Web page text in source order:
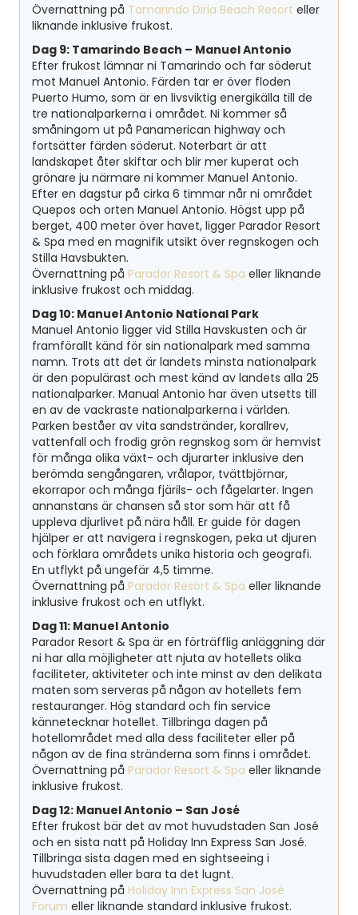
Övernattning på Tamarindo Diria Beach Resort eller
liknande inklusive frukost.
Dag 9: Tamarindo Beach – Manuel Antonio
Efter frukost lämnar ni Tamarindo och far söderut
mot Manuel Antonio. Färden tar er över floden
Puerto Humo, som är en livsviktig energikälla till de
tre nationalparkerna i området. Ni kommer så
småningom ut på Panamerican highway och
fortsätter färden söderut. Noterbart är att
landskapet åter skiftar och blir mer kuperat och
grönare ju närmare ni kommer Manuel Antonio.
Efter en dagstur på cirka 6 timmar når ni området
Quepos och orten Manuel Antonio. Högst upp på
berget, 400 meter över havet, ligger Parador Resort
& Spa med en magnifik utsikt över regnskogen och
Stilla Havsbukten.
Övernattning på Parador Resort & Spa eller liknande
inklusive frukost och middag.
Dag 10: Manuel Antonio National Park
Manuel Antonio ligger vid Stilla Havskusten och är
framförallt känd för sin nationalpark med samma
namn. Trots att det är landets minsta nationalpark
är den populärast och mest känd av landets alla 25
nationalparker. Manual Antonio har även utsetts till
en av de vackraste nationalparkerna i världen.
Parken beståer av vita sandstränder, korallrev,
vattenfall och frodig grön regnskog som är hemvist
för många olika växt- och djurarter inklusive den
berömda sengångaren, vrålapor, tvättbjörnar,
ekorrapor och många fjärils- och fågelarter. Ingen
annanstans är chansen så stor som här att få
uppleva djurlivet på nära håll. Er guide för dagen
hjälper er att navigera i regnskogen, peka ut djuren
och förklara områdets unika historia och geografi.
En utflykt på ungefär 4,5 timme.
Övernattning på Parador Resort & Spa eller liknande
inklusive frukost och en utflykt.
Dag 11: Manuel Antonio
Parador Resort & Spa är en förträfflig anläggning där
ni har alla möjligheter att njuta av hotellets olika
faciliteter, aktiviteter och inte minst av den delikata
maten som serveras på någon av hotellets fem
restauranger. Hög standard och fin service
kännetecknar hotellet. Tillbringa dagen på
hotellområdet med alla dess faciliteter eller på
någon av de fina stränderna som finns i området.
Övernattning på Parador Resort & Spa eller liknande
inklusive frukost.
Dag 12: Manuel Antonio – San José
Efter frukost bär det av mot huvudstaden San José
och en sista natt på Holiday Inn Express San José.
Tillbringa sista dagen med en sightseeing i
huvudstaden eller bara ta det lugnt.
Övernattning på Holiday Inn Express San José
Forum eller liknande standard inklusive frukost.